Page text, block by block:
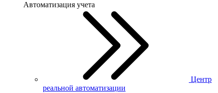
Автоматизация учета
Центр
реальной автоматизации